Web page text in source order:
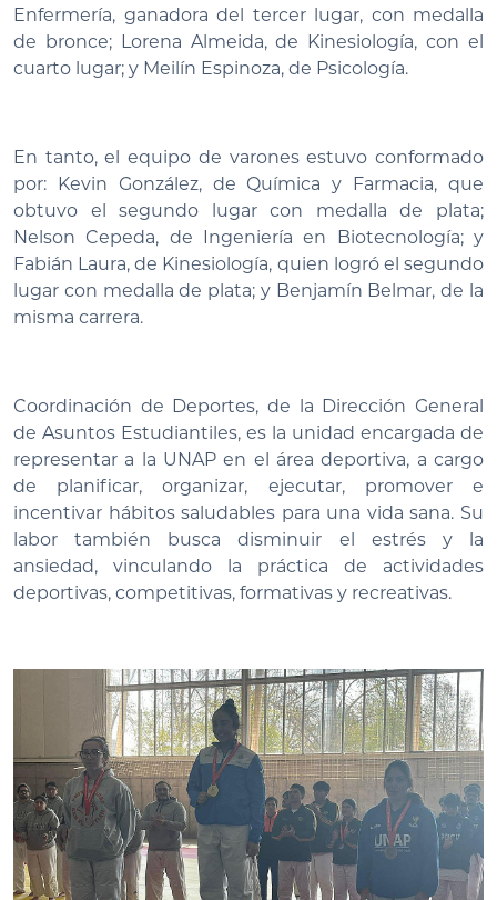
Enfermería, ganadora del tercer lugar, con medalla
de bronce; Lorena Almeida, de Kinesiología, con el
cuarto lugar; y Meilín Espinoza, de Psicología.
En tanto, el equipo de varones estuvo conformado
por: Kevin González, de Química y Farmacia, que
obtuvo el segundo lugar con medalla de plata;
Nelson Cepeda, de Ingeniería en Biotecnología; y
Fabián Laura, de Kinesiología, quien logró el segundo
lugar con medalla de plata; y Benjamín Belmar, de la
misma carrera.
Coordinación de Deportes, de la Dirección General
de Asuntos Estudiantiles, es la unidad encargada de
representar a la UNAP en el área deportiva, a cargo
de planificar, organizar, ejecutar, promover e
incentivar hábitos saludables para una vida sana. Su
labor también busca disminuir el estrés y la
ansiedad, vinculando la práctica de actividades
deportivas, competitivas, formativas y recreativas.